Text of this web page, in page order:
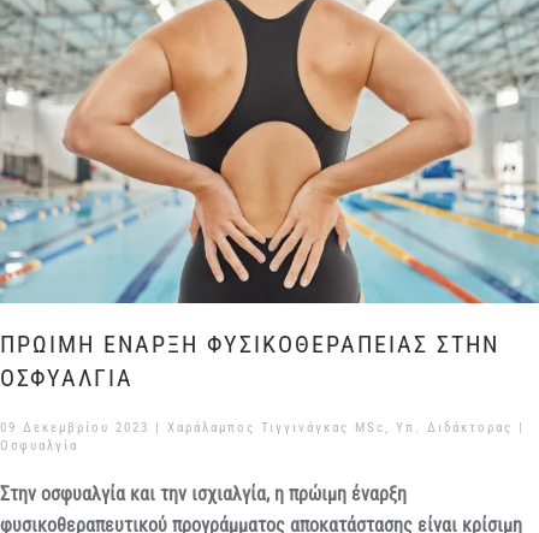
ΠΡΩΙΜΗ ΕΝΑΡΞΗ ΦΥΣΙΚΟΘΕΡΑΠΕΙΑΣ ΣΤΗΝ
ΟΣΦΥΑΛΓΙΑ
09 Δεκεμβρίου 2023
| Χαράλαμπος Τιγγινάγκας MSc, Υπ. Διδάκτορας |
Οσφυαλγία
Στην οσφυαλγία και την ισχιαλγία, η πρώιμη έναρξη
φυσικοθεραπευτικού προγράμματος αποκατάστασης είναι κρίσιμη